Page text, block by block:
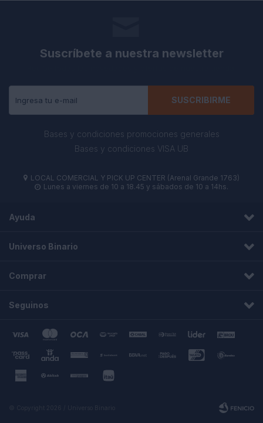
Suscríbete a nuestra newsletter
SUSCRIBIRME
Bases y condiciones promociones generales
Bases y condiciones VISA UB
 LOCAL COMERCIAL Y PICK UP CENTER (Arenal Grande 1763)
 Lunes a viernes de 10 a 18.45 y sábados de 10 a 14hs.
Ayuda
Universo Binario
Comprar
Seguinos